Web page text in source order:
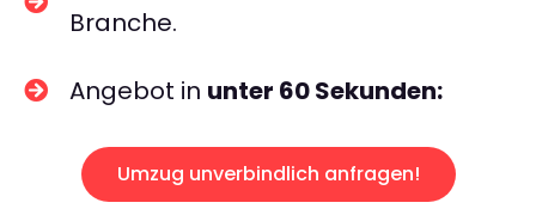
Branche.
Angebot in unter 60 Sekunden:
Umzug unverbindlich anfragen!